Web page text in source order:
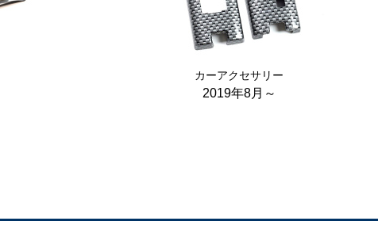
カーアクセサリー
2019年8月～